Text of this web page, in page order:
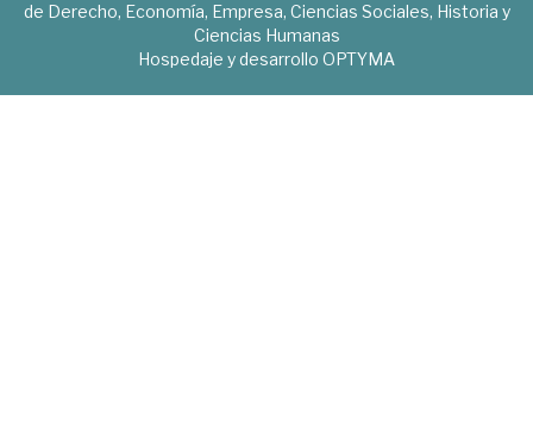
de Derecho, Economía, Empresa, Ciencias Sociales, Historia y
Ciencias Humanas
Hospedaje y desarrollo OPTYMA